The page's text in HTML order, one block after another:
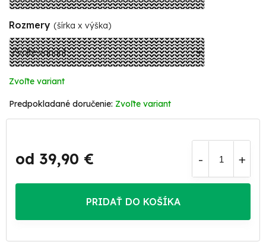
Rozmery (šírka x výška)
Zvoľte variant
Zvoľte variant
od 39,90 €
Jednotková
cena:
PRIDAŤ DO KOŠÍKA